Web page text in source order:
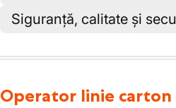
Siguranță, calitate și
Operator linie carton